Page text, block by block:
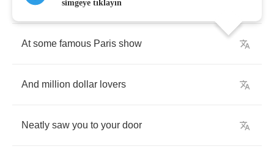
hear you've been a dancer
At some famous Paris show
And million dollar lovers
Neatly saw you to your door
simgeye tıklayın